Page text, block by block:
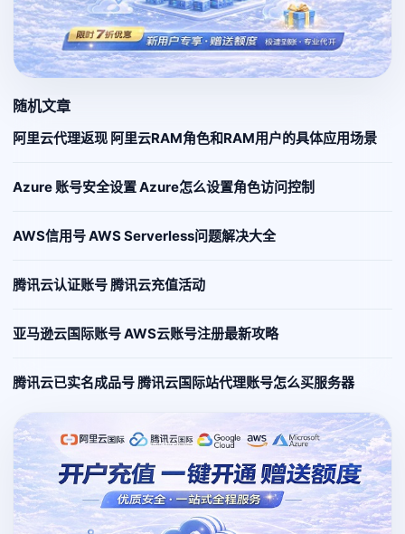
随机文章
阿里云代理返现 阿里云RAM角色和RAM用户的具体应用场景
Azure 账号安全设置 Azure怎么设置角色访问控制
AWS信用号 AWS Serverless问题解决大全
腾讯云认证账号 腾讯云充值活动
亚马逊云国际账号 AWS云账号注册最新攻略
腾讯云已实名成品号 腾讯云国际站代理账号怎么买服务器